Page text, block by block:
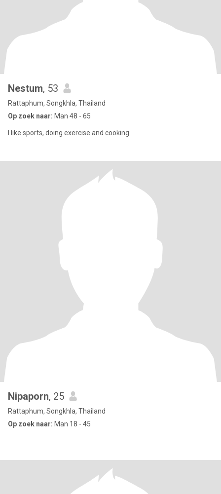
Nestum, 53
Rattaphum, Songkhla, Thailand
Op zoek naar: Man 48 - 65
I like sports, doing exercise and cooking.
Nipaporn, 25
Rattaphum, Songkhla, Thailand
Op zoek naar: Man 18 - 45